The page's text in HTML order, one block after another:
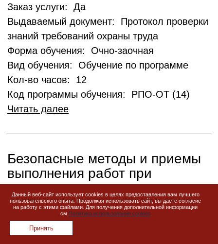
Данный веб-сайт использует cookies в целях предоставления вам лучшего
пользовательского опыта. Продолжая использовать сайт, вы даете согласие
на работу с этими файлами. Для получения дополнительной информации
см. Политика использования cookies
Принять
Заказ услуги: Да
Выдаваемый документ: Протокол проверки
знаний требований охраны труда
Форма обучения: Очно-заочная
Вид обучения: Обучение по программе
Кол-во часов: 12
Код программы обучения: РПО-ОТ (14)
Читать далее
Безопасные методы и приемы
выполнения работ при
размещении, монтаже,
техническом обслуживании и
ремонте технологического
оборудования (включая